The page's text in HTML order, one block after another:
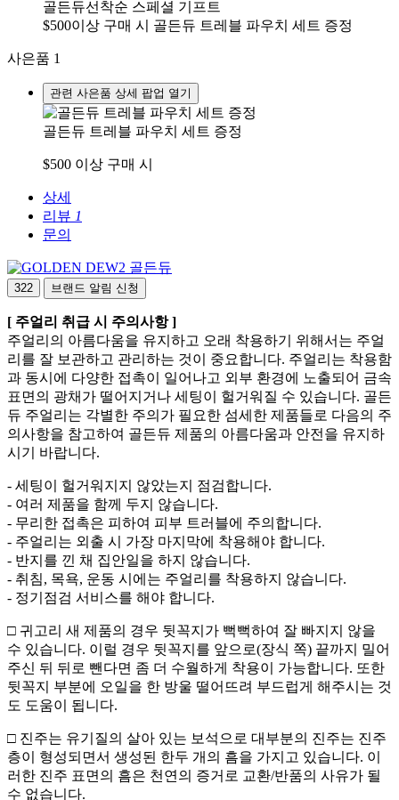
골든듀선착순 스페셜 기프트
$500이상 구매 시 골든듀 트레블 파우치 세트 증정
사은품 1
관련 사은품 상세 팝업 열기
골든듀 트레블 파우치 세트 증정
$500 이상 구매 시
상세
리뷰 1
문의
골든듀
322 브랜드 알림 신청
[ 주얼리 취급 시 주의사항 ]
주얼리의 아름다움을 유지하고 오래 착용하기 위해서는 주얼
리를 잘 보관하고 관리하는 것이 중요합니다. 주얼리는 착용함
과 동시에 다양한 접촉이 일어나고 외부 환경에 노출되어 금속
표면의 광채가 떨어지거나 세팅이 헐거워질 수 있습니다. 골든
듀 주얼리는 각별한 주의가 필요한 섬세한 제품들로 다음의 주
의사항을 참고하여 골든듀 제품의 아름다움과 안전을 유지하
시기 바랍니다.
- 세팅이 헐거워지지 않았는지 점검합니다.
- 여러 제품을 함께 두지 않습니다.
- 무리한 접촉은 피하여 피부 트러블에 주의합니다.
- 주얼리는 외출 시 가장 마지막에 착용해야 합니다.
- 반지를 낀 채 집안일을 하지 않습니다.
- 취침, 목욕, 운동 시에는 주얼리를 착용하지 않습니다.
- 정기점검 서비스를 해야 합니다.
□ 귀고리 새 제품의 경우 뒷꼭지가 뻑뻑하여 잘 빠지지 않을
수 있습니다. 이럴 경우 뒷꼭지를 앞으로(장식 쪽) 끝까지 밀어
주신 뒤 뒤로 뺀다면 좀 더 수월하게 착용이 가능합니다. 또한
뒷꼭지 부분에 오일을 한 방울 떨어뜨려 부드럽게 해주시는 것
도 도움이 됩니다.
□ 진주는 유기질의 살아 있는 보석으로 대부분의 진주는 진주
층이 형성되면서 생성된 한두 개의 흠을 가지고 있습니다. 이
러한 진주 표면의 흠은 천연의 증거로 교환/반품의 사유가 될
수 없습니다.